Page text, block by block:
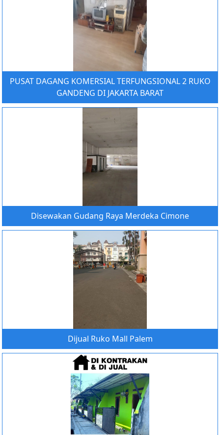
PUSAT DAGANG KOMERSIAL TERFUNGSIONAL 2 RUKO
GANDENG DI JAKARTA BARAT
Disewakan Gudang Raya Merdeka Cimone
Dijual Ruko Mall Palem